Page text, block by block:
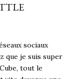
sociaux
que je suis super
tout le